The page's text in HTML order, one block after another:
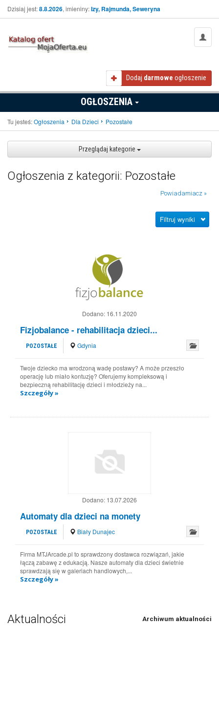
Dzisiaj jest:8.8.2026, imieniny:Izy, Rajmunda, Seweryna
Dodaj darmowe ogłoszenie
OGŁOSZENIA
Tu jesteś:Ogłoszenia Dla Dzieci Pozostałe
Przeglądaj kategorie
Ogłoszenia z kategorii: Pozostałe
Powiadamiacz »
Filtruj wyniki
Dodano: 16.11.2020
Fizjobalance - rehabilitacja dzieci...
POZOSTAŁE Gdynia
Twoje dziecko ma wrodzoną wadę postawy? A może przeszło
operację lub miało kontuzję? Oferujemy kompleksową i
bezpieczną rehabilitację dzieci i młodzieży na...
Szczegóły »
Dodano: 13.07.2026
Automaty dla dzieci na monety
POZOSTAŁE Biały Dunajec
Firma MTJArcade.pl to sprawdzony dostawca rozwiązań, jakie
łączą zabawę z edukacją. Nasze automaty dla dzieci świetnie
sprawdzają się w galeriach handlowych,...
Szczegóły »
Aktualności Archiwum aktualności